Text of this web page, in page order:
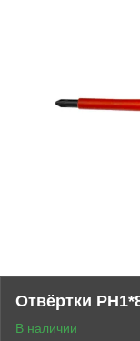
Отвёртки
В наличии